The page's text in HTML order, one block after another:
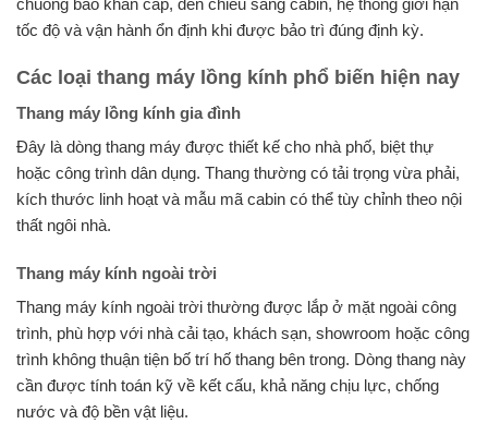
chuông báo khẩn cấp, đèn chiếu sáng cabin, hệ thống giới hạn
tốc độ và vận hành ổn định khi được bảo trì đúng định kỳ.
Các loại thang máy lồng kính phổ biến hiện nay
Thang máy lồng kính gia đình
Đây là dòng thang máy được thiết kế cho nhà phố, biệt thự
hoặc công trình dân dụng. Thang thường có tải trọng vừa phải,
kích thước linh hoạt và mẫu mã cabin có thể tùy chỉnh theo nội
thất ngôi nhà.
Thang máy kính ngoài trời
Thang máy kính ngoài trời thường được lắp ở mặt ngoài công
trình, phù hợp với nhà cải tạo, khách sạn, showroom hoặc công
trình không thuận tiện bố trí hố thang bên trong. Dòng thang này
cần được tính toán kỹ về kết cấu, khả năng chịu lực, chống
nước và độ bền vật liệu.